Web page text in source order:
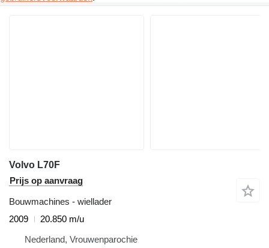
Volvo L70F
Prijs op aanvraag
Bouwmachines - wiellader
2009
20.850 m/u
Nederland, Vrouwenparochie